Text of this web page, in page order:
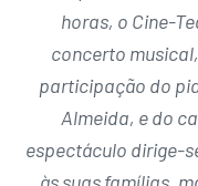
horas, o Cine-
concerto
participação do
Almeida, e do
espectáculo dirige-